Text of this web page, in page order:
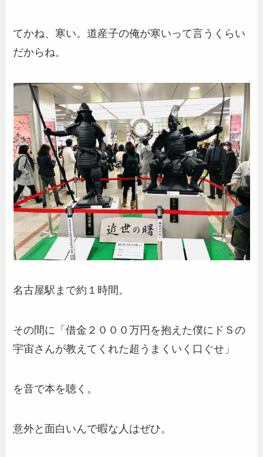
てかね、寒い。道産子の俺が寒いって言うくらい
だからね。
名古屋駅まで約１時間。
その間に「借金２０００万円を抱えた僕にドＳの
宇宙さんが教えてくれた超うまくいく口ぐせ」
を音で本を聴く。
意外と面白いんで暇な人はぜひ。